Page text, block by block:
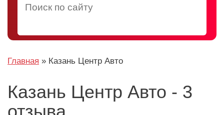
Главная » Казань Центр Авто
Казань Центр Авто - 3